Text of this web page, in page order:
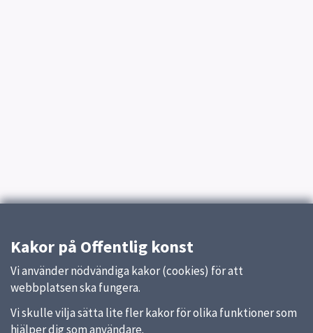
Kakor på Offentlig konst
Vi använder nödvändiga kakor (cookies) för att
webbplatsen ska fungera.
Vi skulle vilja sätta lite fler kakor för olika funktioner som
hjälper dig som användare.